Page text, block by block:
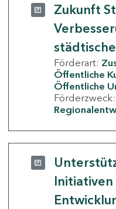
Zukunft
Förderart:
Öffentliche
Öffentliche
Förderzweck: